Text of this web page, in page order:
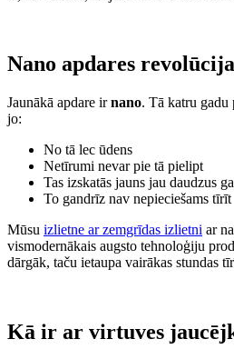
Nano apdares revolūcija
Jaunākā apdare irnano. Tā katru
jo:
No tā lec ūdens
Netīrumi nevar pie tā pielipt
Tas izskatās jauns jau daudzus
To gandrīz nav nepieciešams tīrīt
Mūsu izlietne ar zemgrīdas izlietni ar
vismodernākais augsto tehnoloģiju
dārgāk, taču ietaupa vairākas stundas
Kā ir ar virtuves